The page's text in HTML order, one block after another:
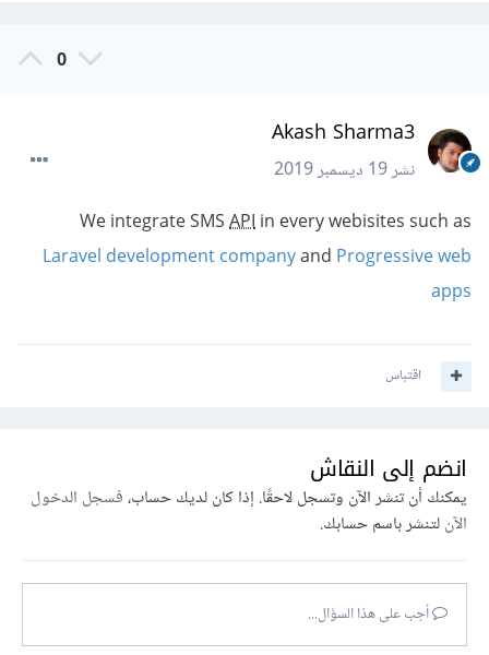
0
Akash Sharma3
نشر19 ديسمبر 2019
We integrate SMSAPIin every webisites such as
Laravel development companyandProgressive web
apps
اقتباس
انضم إلى النقاش
يمكنك أن تنشر الآن وتسجل لاحقًا. إذا كان لديك حساب،فسجل الدخول
الآنلتنشر باسم حسابك.
أجب على هذا السؤال...